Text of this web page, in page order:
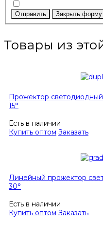
Отправить Закрыть форму
Товары из
Прожектор
15°
Есть в наличии
Купить оптом Заказать
Линейный прожектор
30°
Есть в наличии
Купить оптом Заказать